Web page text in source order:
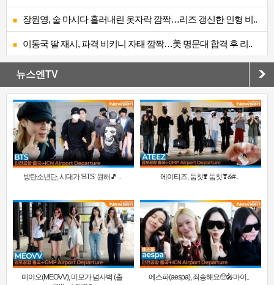
장원영, 술 마시다 흘러내린 옷자락 깜짝…리즈 갱신한 인형 비..
이동국 딸 재시, 파격 비키니 자태 깜짝…美 명문대 합격 후 리..
뉴스엔TV
방탄소년단, 시대가 ‘BTS’ 원해🎵 .. 에이티즈, 둠칫❣️ 둠칫❣&#..
미야오(MEOVV), 미모가 넘사벽 (출
에스파(aespa), 죄송해요🥺🎤마이..